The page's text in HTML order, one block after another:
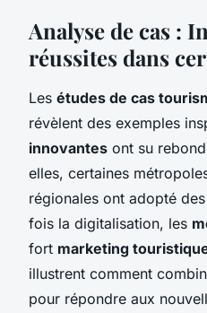
Analyse de cas :
réussites dans
Les études de cas
révèlent des exemples
innovantes ont su
elles, certaines
régionales ont adopté
fois la digitalisation, les
fort marketing
illustrent comment
pour répondre aux